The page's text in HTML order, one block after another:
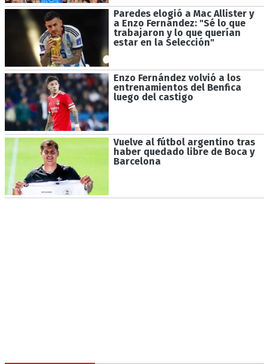
Paredes elogió a Mac Allister y
a Enzo Fernández: "Sé lo que
trabajaron y lo que querían
estar en la Selección"
Enzo Fernández volvió a los
entrenamientos del Benfica
luego del castigo
Vuelve al fútbol argentino tras
haber quedado libre de Boca y
Barcelona